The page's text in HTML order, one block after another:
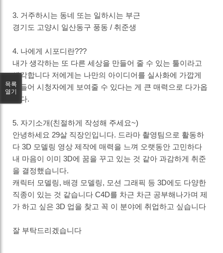
3. 거주하시는 동네 또는 일하시는 부근
경기도 고양시 일산동구 풍동 / 취준생
4. 나에게 시포디란???
내가 생각하는 또 다른 세상을 만들어 줄 수 있는 툴이라고
생각합니다 저에게는 나만의 아이디어를 실사화에 가깝게
만들어 시청자에게 보여줄 수 있다는 게 큰 매력으로 다가옵
니다.
5. 자기소개(친절하게 작성해 주세요~)
안녕하세요 29살 직장인입니다. 드라마 촬영팀으로 활동하
다 3D 모델링 영상 제작에 매력을 느껴 오랫동안 고민하다
내 마음이 이미 3D에 꿈을 꾸고 있는 것 같아 과감하게 취준
을 결정했습니다.
캐릭터 모델링, 배경 모델링, 모션 그래픽 등 3D에도 다양한
직종이 있는 것 같습니다 C4D를 차근 차근 공부해나가며 제
가 하고 싶은 3D 업을 찾고 꼭 이 분야에 취업하고 싶습니다
잘 부탁드리겠습니다
목록
열기